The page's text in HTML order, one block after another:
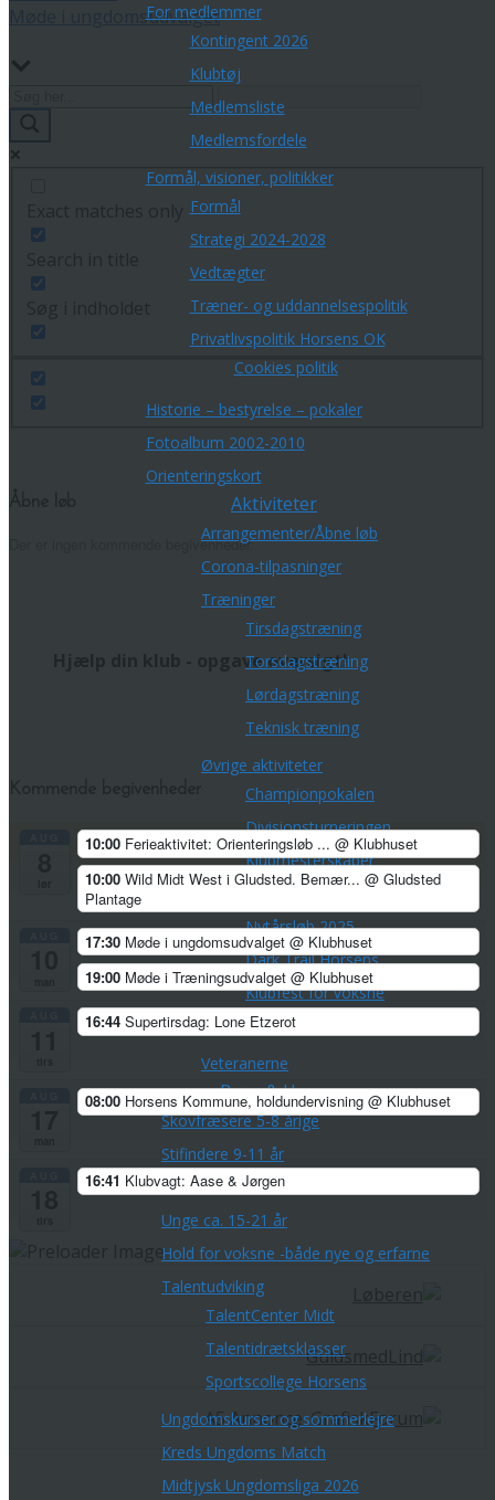
For medlemmer
Kontingent 2026
Klubtøj
Medlemsliste
Medlemsfordele
Formål, visioner, politikker
Formål
Strategi 2024-2028
Vedtægter
Træner- og uddannelsespolitik
Privatlivspolitik Horsens OK
Cookies politik
Historie – bestyrelse – pokaler
Fotoalbum 2002-2010
Orienteringskort
Aktiviteter
Arrangementer/Åbne løb
Corona-tilpasninger
Træninger
Tirsdagstræning
Torsdagstræning
Lørdagstræning
Teknisk træning
Øvrige aktiviteter
Championpokalen
Divisionsturneringen
Klubmesterskaber
Nytårsløb 2025
Dark Trail Horsens
Klubfest for voksne
Klubture
Veteranerne
Børn & Unge
Skovfræsere 5-8 årige
Stifindere 9-11 år
Konkurrenceløbere 12-14 år
Unge ca. 15-21 år
Hold for voksne -både nye og erfarne
Talentudviking
TalentCenter Midt
Talentidrætsklasser
Sportscollege Horsens
Ungdomskurser og sommerlejre
Kreds Ungdoms Match
Midtjysk Ungdomsliga 2026
Møde i ungdomsudvalget
Der er ingen kommende begivenheder.
Hjælp din klub - opgave oversigt!
10:00 Ferieaktivitet: Orienteringsløb ... @ Klubhuset
10:00 Wild Midt West i Gludsted. Bemær... @ Gludsted
Plantage
17:30 Møde i ungdomsudvalget @ Klubhuset
19:00 Møde i Træningsudvalget @ Klubhuset
16:44 Supertirsdag: Lone Etzerot
08:00 Horsens Kommune, holdundervisning @ Klubhuset
16:41 Klubvagt: Aase & Jørgen